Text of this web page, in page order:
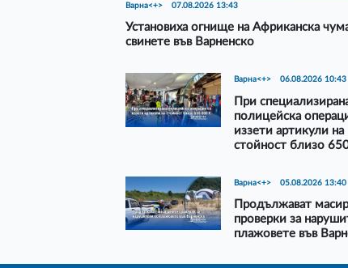
Варна<+> 07.08.2026 13:43
Установиха огнище на Африканска
свинете във Варненско
Варна<+> 06.08.2026 10:43
При
полицейска
иззети артикули на
стойност близо
Варна<+> 05.08.2026 13:40
Продължават
проверки за
плажовете във